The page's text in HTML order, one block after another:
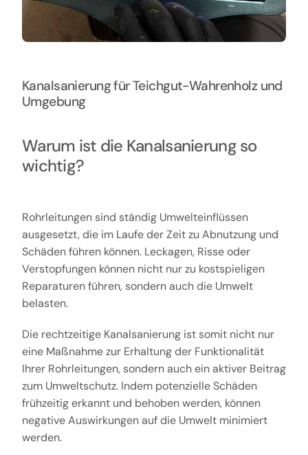
Kanalsanierung für Teichgut-Wahrenholz und
Umgebung
Warum ist die Kanalsanierung so
wichtig?
Rohrleitungen sind ständig Umwelteinflüssen
ausgesetzt, die im Laufe der Zeit zu Abnutzung und
Schäden führen können. Leckagen, Risse oder
Verstopfungen können nicht nur zu kostspieligen
Reparaturen führen, sondern auch die Umwelt
belasten.
Die rechtzeitige Kanalsanierung ist somit nicht nur
eine Maßnahme zur Erhaltung der Funktionalität
Ihrer Rohrleitungen, sondern auch ein aktiver Beitrag
zum Umweltschutz. Indem potenzielle Schäden
frühzeitig erkannt und behoben werden, können
negative Auswirkungen auf die Umwelt minimiert
werden.